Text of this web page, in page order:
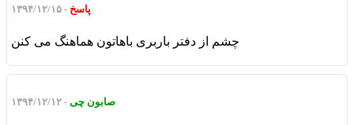
پاسخ - ۱۳۹۴/۱۲/۱۵
چشم از دفتر باربری باهاتون هماهنگ می کنن
صابون چی - ۱۳۹۴/۱۲/۱۲